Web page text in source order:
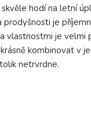
hodí na letní
je
vlastnostmi je velmi
kombinovat v
netrvrdne.